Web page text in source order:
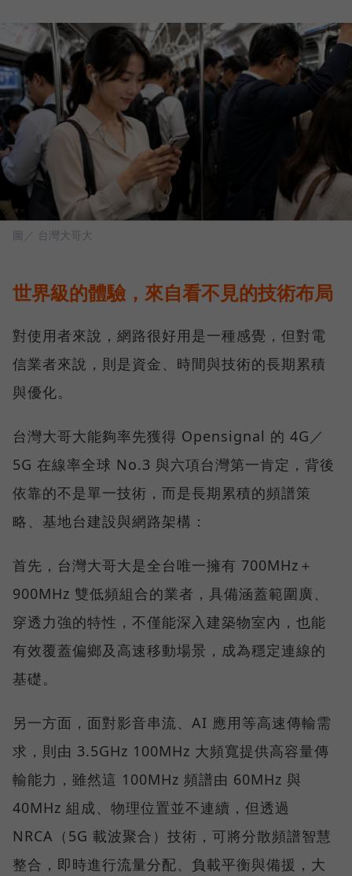
圖／ 台灣大哥大
世界級的體驗，來自看不見的技術布局
對使用者來說，網路很好用是一種感覺，但對電
信業者來說，則是資金、時間與技術的長期累積
與優化。
台灣大哥大能夠率先獲得 Opensignal 的 4G／
5G 在線率全球 No.3 與六項台灣第一肯定，背後
依靠的不是單一技術，而是長期累積的頻譜策
略、基地台建設與網路架構：
首先，台灣大哥大是全台唯一擁有 700MHz＋
900MHz 雙低頻組合的業者，具備涵蓋範圍廣、
穿透力強的特性，不僅能深入建築物室內，也能
有效覆蓋偏鄉及高速移動場景，成為穩定連線的
基礎。
另一方面，面對影音串流、AI 應用等高速傳輸需
求，則由 3.5GHz 100MHz 大頻寬提供高容量傳
輸能力，雖然這 100MHz 頻譜由 60MHz 與
40MHz 組成、物理位置並不連續，但透過
NRCA（5G 載波聚合）技術，可將分散頻譜智慧
整合，即時進行流量分配、負載平衡與備援，大